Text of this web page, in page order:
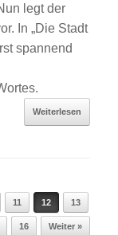
legt der
In „Die Stadt
spannend
Weiterlesen
11 12 13
16 Weiter »